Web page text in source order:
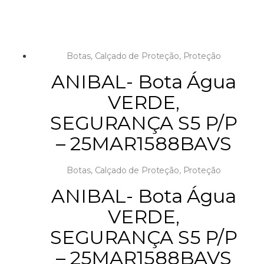
Botas, Calçado de Proteção, Proteção
ANIBAL- Bota Água
VERDE,
SEGURANÇA S5 P/P
– 25MAR1588BAVS
Botas, Calçado de Proteção, Proteção
ANIBAL- Bota Água
VERDE,
SEGURANÇA S5 P/P
– 25MAR1588BAVS